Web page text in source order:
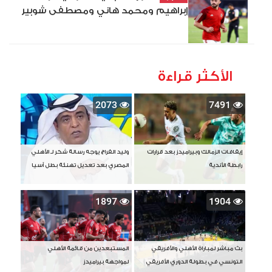
إبراهيم ومحمد هاني ومصطفى شوبير
الأكثر قراءة
7491
إيقافات الزمالك وبيراميدز بعد قرارات
رابطة الأندية
2073
وليد الفراج يوجه رسالة شكر لـ الأهلي
المصري بعد تعديل تهنئة بطل آسيا
1904
بث مباشر لمباراة الأهلي والأفريقي
التونسي في بطولة الدوري الأفريقي
1897
المستبعدين من قائمة الأهلي
لمواجهة بيراميدز